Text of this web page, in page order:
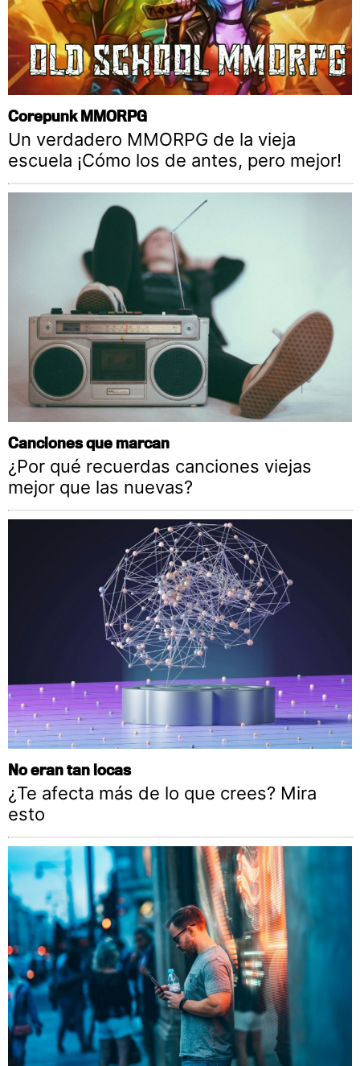
Corepunk MMORPG
Un verdadero MMORPG de la vieja
escuela ¡Cómo los de antes, pero mejor!
Canciones que marcan
¿Por qué recuerdas canciones viejas
mejor que las nuevas?
No eran tan locas
¿Te afecta más de lo que crees? Mira
esto